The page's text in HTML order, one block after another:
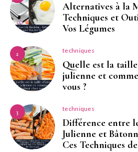
Alternatives à la
Techniques et
Vos Légumes
2 techniques
Quelle est la taille
julienne et
vous ?
3 techniques
Différence entre
Julienne et
Ces Techniques